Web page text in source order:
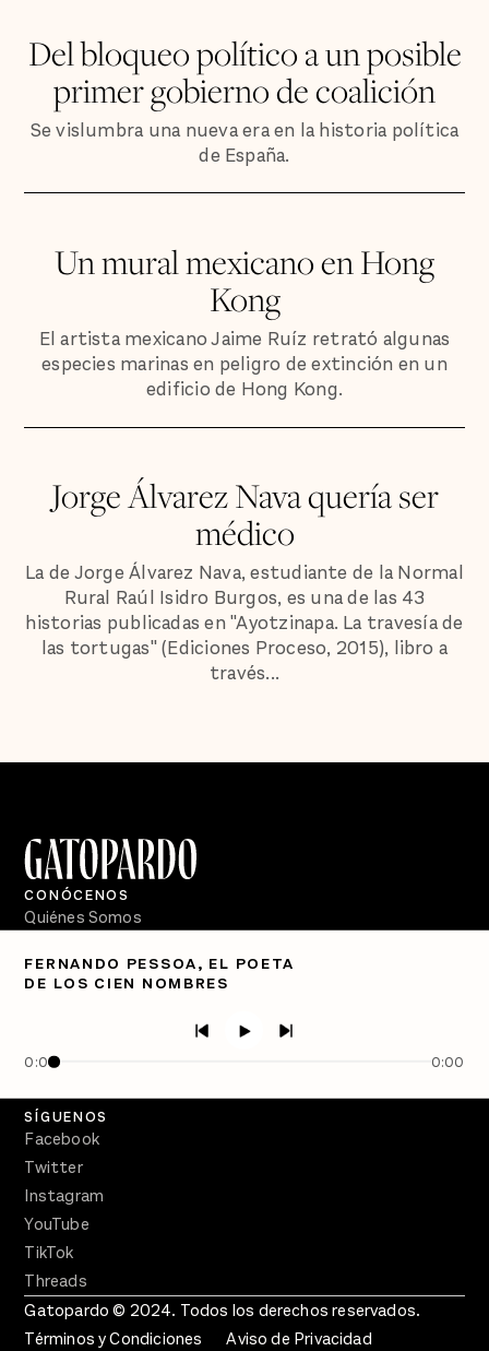
Del bloqueo político a un posible
primer gobierno de coalición
Se vislumbra una nueva era en la historia política
de España.
Un mural mexicano en Hong
Kong
El artista mexicano Jaime Ruíz retrató algunas
especies marinas en peligro de extinción en un
edificio de Hong Kong.
Jorge Álvarez Nava quería ser
médico
La de Jorge Álvarez Nava, estudiante de la Normal
Rural Raúl Isidro Burgos, es una de las 43
historias publicadas en "Ayotzinapa. La travesía de
las tortugas" (Ediciones Proceso, 2015), libro a
través...
FERNANDO PESSOA, EL POETA
DE LOS CIEN NOMBRES
0:00 0:00
CONÓCENOS
Quiénes Somos
PÓDCASTS
Crecer en Distopía
SÍGUENOS
Facebook
Twitter
Instagram
YouTube
TikTok
Threads
Gatopardo © 2024. Todos los derechos reservados.
Términos y Condiciones
Aviso de Privacidad